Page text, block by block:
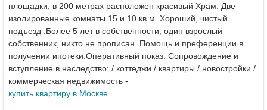
площадки, в 200 метрах расположен красивый Храм. Две
изолированные комнаты 15 и 10 кв.м. Хороший, чистый
подъезд .Более 5 лет в собственности, один взрослый
собственник, никто не прописан. Помощь и преференции в
получении ипотеки.Оперативный показ. Сопровождение и
вступление в наследство: / коттеджи / квартиры / новостройки /
коммерческая недвижимость -
купить квартиру в Москве